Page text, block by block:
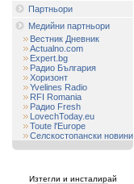
Партньори
Медийни партньори
Вестник Дневник
Actualno.com
Expert.bg
Радио България
Хоризонт
Yvelines Radio
RFI Romania
Радио Fresh
LovechToday.eu
Toute l'Europe
Селскостопански новини
Изтегли и инсталирай